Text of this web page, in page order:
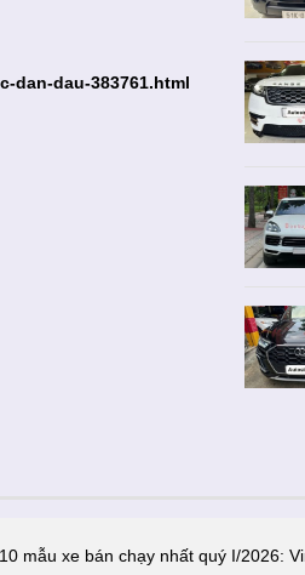
dan-dau-383761.html
mẫu xe bán chạy nhất quý I/2026: